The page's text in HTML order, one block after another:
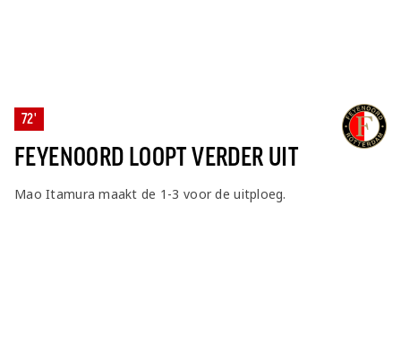
72'
FEYENOORD LOOPT VERDER UIT
Mao Itamura maakt de 1-3 voor de uitploeg.